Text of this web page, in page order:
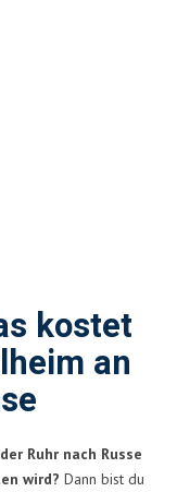
kostet
an
Ruhr nach Russe
wird? Dann bist du